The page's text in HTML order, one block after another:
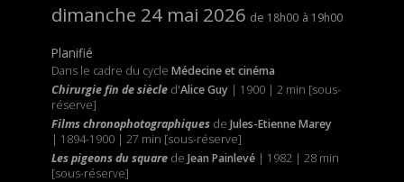
dimanche 24 mai 2026
18h00 19h00
Planifié
Dans le cadre du cycle Médecine et cinéma
Chirurgie fin de siècled'Alice Guy| 1900 | 2 min [sous-
réserve]
Films chronophotographiquesde Jules-Etienne Marey
| 1894-1900 | 27 min [sous-réserve]
Les pigeons du squarede Jean Painlevé| 1982 | 28 min
[sous-réserve]